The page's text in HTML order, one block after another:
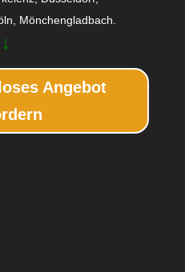
Mönchengladbach.
↓
Angebot